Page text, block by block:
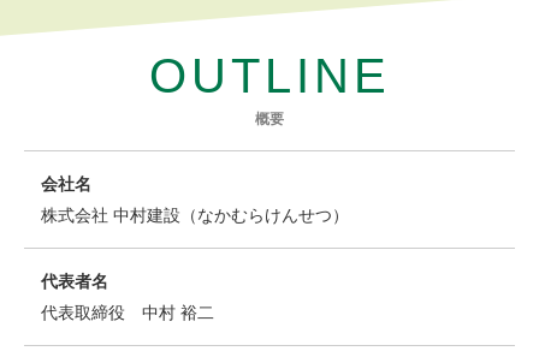
OUTLINE
概要
会社名
株式会社 中村建設（なかむらけんせつ）
代表者名
代表取締役 中村 裕二